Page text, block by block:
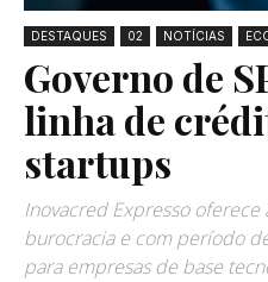
DESTAQUES 02 NOTÍCIAS
Governo de
linha de
startups
Inovacred Expresso oferece
burocracia e com período
para empresas de base